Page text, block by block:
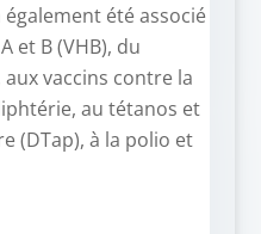
également été associé
et B (VHB), du
vaccins contre la
au tétanos et
(DTap), à la polio et